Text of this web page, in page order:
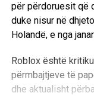
për përdoruesit që
duke nisur në
Holandë, e nga
Roblox është
përmbajtjeve të
dhe aktualisht